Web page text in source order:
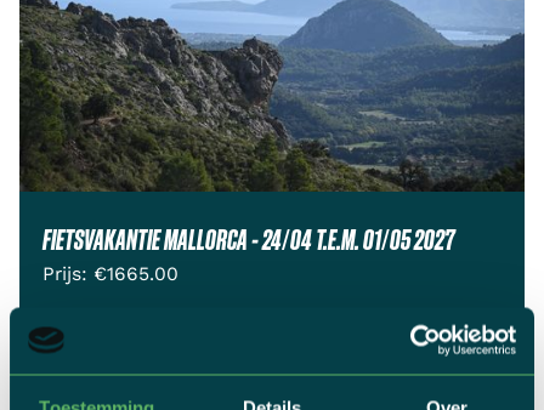
FIETSVAKANTIE MALLORCA - 24/04 T.E.M. 01/05 2027
Prijs: €1665.00